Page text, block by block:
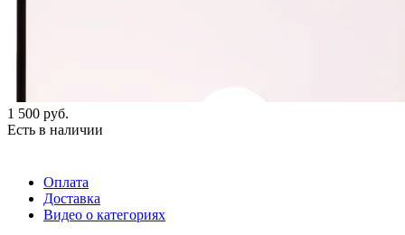
1 500 руб.
Есть в наличии
Оплата
Доставка
Видео о категориях